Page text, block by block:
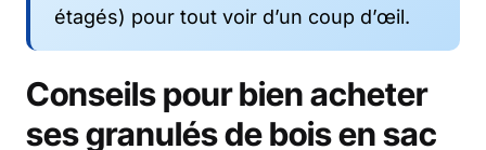
étagés) pour tout voir d’un coup d’œil.
Conseils pour bien acheter
ses granulés de bois en sac